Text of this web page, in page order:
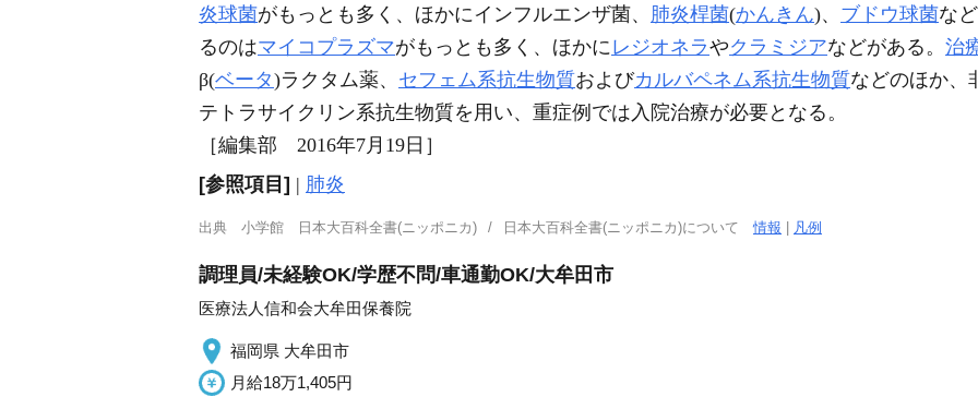
炎球菌がもっとも多く、ほかにインフルエンザ菌、 肺炎桿菌(かんきん)、 ブドウ球菌な
るのはマイコプラズマがもっとも多く、ほかにレジオネラやクラミジアなどがある。 治
β(ベータ)ラクタム薬、 セフェム系抗生物質およびカルバペネム系抗生物質などのほか、
テトラサイクリン系抗生物質を用い、重症例では入院治療が必要となる。
［編集部 2016年7月19日］
[参照項目] | 肺炎
出典 小学館 日本大百科全書(ニッポニカ) 日本大百科全書(ニッポニカ)について情報 凡例
調理員/未経験OK/学歴不問/車通勤OK/大牟田市
医療法人信和会大牟田保養院
福岡県 大牟田市
月給18万1,405円